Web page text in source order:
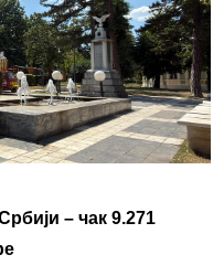
– чак 9.271